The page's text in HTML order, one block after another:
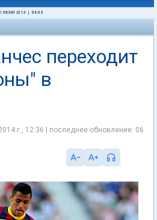
ИЮНЯ 2014 04:03
переходит
в
г., 12:36 | последнее обновление: 06